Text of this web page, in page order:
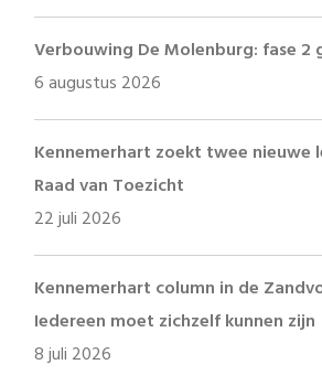
Verbouwing De Molenburg: fase 2
6 augustus 2026
Kennemerhart zoekt twee nieuwe
Raad van Toezicht
22 juli 2026
Kennemerhart column in de
Iedereen moet zichzelf kunnen zijn
8 juli 2026